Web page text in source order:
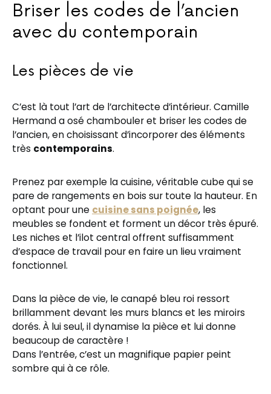
Briser les codes de l’ancien
avec du contemporain
Les pièces de vie
C’est là tout l’art de l’architecte d’intérieur. Camille
Hermand a osé chambouler et briser les codes de
l’ancien, en choisissant d’incorporer des éléments
très contemporains.
Prenez par exemple la cuisine, véritable cube qui se
pare de rangements en bois sur toute la hauteur. En
optant pour une cuisine sans poignée, les
meubles se fondent et forment un décor très épuré.
Les niches et l’ilot central offrent suffisamment
d’espace de travail pour en faire un lieu vraiment
fonctionnel.
Dans la pièce de vie, le canapé bleu roi ressort
brillamment devant les murs blancs et les miroirs
dorés. À lui seul, il dynamise la pièce et lui donne
beaucoup de caractère !
Dans l’entrée, c’est un magnifique papier peint
sombre qui à ce rôle.